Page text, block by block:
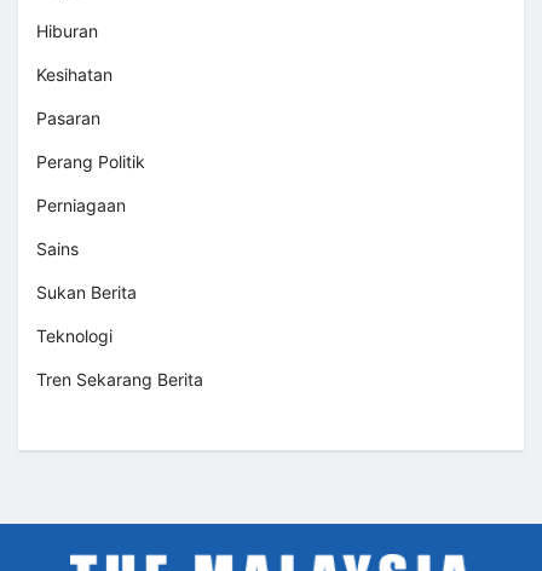
Hiburan
Kesihatan
Pasaran
Perang Politik
Perniagaan
Sains
Sukan Berita
Teknologi
Tren Sekarang Berita